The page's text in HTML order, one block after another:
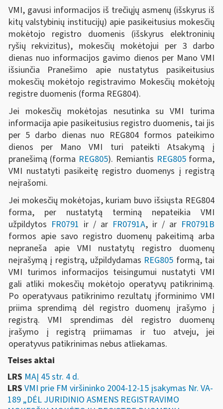
VMI, gavusi informacijos iš trečiųjų asmenų (išskyrus iš
kitų valstybinių institucijų) apie pasikeitusius mokesčių
mokėtojo registro duomenis (išskyrus elektroninių
ryšių rekvizitus), mokesčių mokėtojui per 3 darbo
dienas nuo informacijos gavimo dienos per Mano VMI
išsiunčia Pranešimo apie nustatytus pasikeitusius
mokesčių mokėtojo registravimo Mokesčių mokėtojų
registre duomenis (forma REG804).
Jei mokesčių mokėtojas nesutinka su VMI turima
informacija apie pasikeitusius registro duomenis, tai jis
per 5 darbo dienas nuo REG804 formos pateikimo
dienos per Mano VMI turi pateikti Atsakymą į
pranešimą (forma REG805). Remiantis REG805forma,
VMI nustatyti pasikeitę registro duomenys į registrą
neįrašomi.
Jei mokesčių mokėtojas, kuriam buvo išsiųsta REG804
forma, per nustatytą terminą nepateikia VMI
užpildytos FR0791 ir / ar FR0791A, ir / ar FR0791B
formos apie savo registro duomenų pakeitimą arba
nepraneša apie VMI nustatytų registro duomenų
neįrašymą į registrą, užpildydamas REG805 formą, tai
VMI turimos informacijos teisingumui nustatyti VMI
gali atliki mokesčių mokėtojo operatyvų patikrinimą.
Po operatyvaus patikrinimo rezultatų įforminimo VMI
priima sprendimą dėl registro duomenų įrašymo į
registrą. VMI sprendimas dėl registro duomenų
įrašymo į registrą priimamas ir tuo atveju, jei
operatyvus patikrinimas nebus atliekamas.
Teises aktai
LRS MAĮ 45 str. 4 d.
LRS VMI prie FM viršininko 2004-12-15 įsakymas Nr. VA-
189 „DĖL JURIDINIO ASMENS REGISTRAVIMO